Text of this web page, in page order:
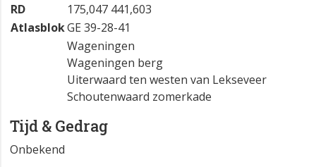
RD
175,047 441,603
AtlasblokGE 39-28-41
Wageningen
Wageningen berg
Uiterwaard ten westen van Lekseveer
Schoutenwaard zomerkade
Tijd & Gedrag
Onbekend